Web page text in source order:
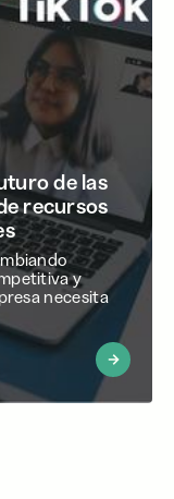
de las
recursos
y
necesita